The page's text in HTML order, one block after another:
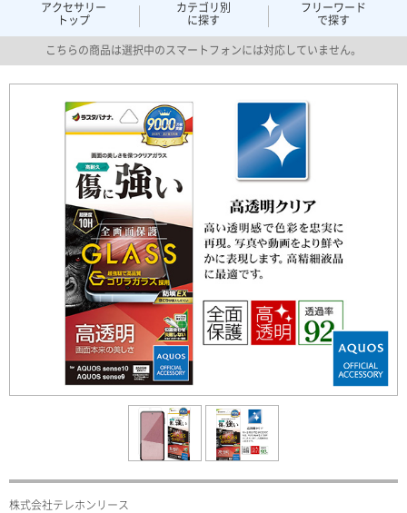
アクセサリー
トップ
カテゴリ別
に探す
フリーワード
で探す
こちらの商品は選択中のスマートフォンには対応していません。
株式会社テレホンリース